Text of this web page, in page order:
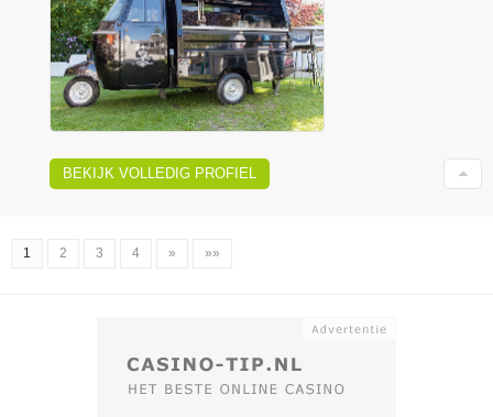
BEKIJK VOLLEDIG PROFIEL
1 2 3 4 » »»